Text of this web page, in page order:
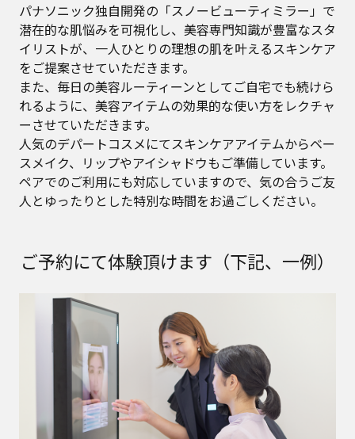
パナソニック独自開発の「スノービューティミラー」で
潜在的な肌悩みを可視化し、美容専門知識が豊富なスタ
イリストが、一人ひとりの理想の肌を叶えるスキンケア
をご提案させていただきます。
また、毎日の美容ルーティーンとしてご自宅でも続けら
れるように、美容アイテムの効果的な使い方をレクチャ
ーさせていただきます。
人気のデパートコスメにてスキンケアアイテムからベー
スメイク、リップやアイシャドウもご準備しています。
ペアでのご利用にも対応していますので、気の合うご友
人とゆったりとした特別な時間をお過ごしください。
ご予約にて体験頂けます（下記、一例）